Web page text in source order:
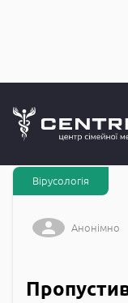
CENTRMED:
Вірусологія
Анонімно